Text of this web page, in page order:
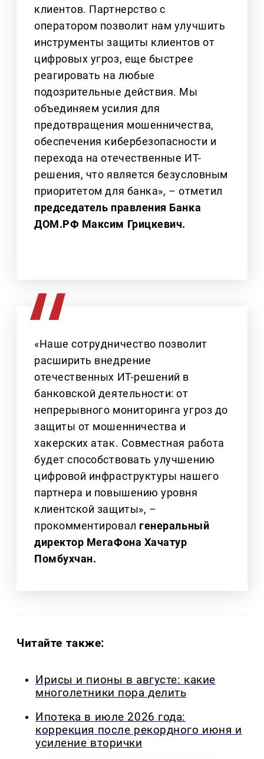
клиентов. Партнерство с
оператором позволит нам улучшить
инструменты защиты клиентов от
цифровых угроз, еще быстрее
реагировать на любые
подозрительные действия. Мы
объединяем усилия для
предотвращения мошенничества,
обеспечения кибербезопасности и
перехода на отечественные ИТ-
решения, что является безусловным
приоритетом для банка», – отметил
председатель правления Банка
ДОМ.РФ Максим Грицкевич.
«Наше сотрудничество позволит
расширить внедрение
отечественных ИТ-решений в
банковской деятельности: от
непрерывного мониторинга угроз до
защиты от мошенничества и
хакерских атак. Совместная работа
будет способствовать улучшению
цифровой инфраструктуры нашего
партнера и повышению уровня
клиентской защиты», –
прокомментировал генеральный
директор МегаФона Хачатур
Помбухчан.
Читайте также:
Ирисы и пионы в августе: какие
многолетники пора делить
Ипотека в июле 2026 года:
коррекция после рекордного июня и
усиление вторички